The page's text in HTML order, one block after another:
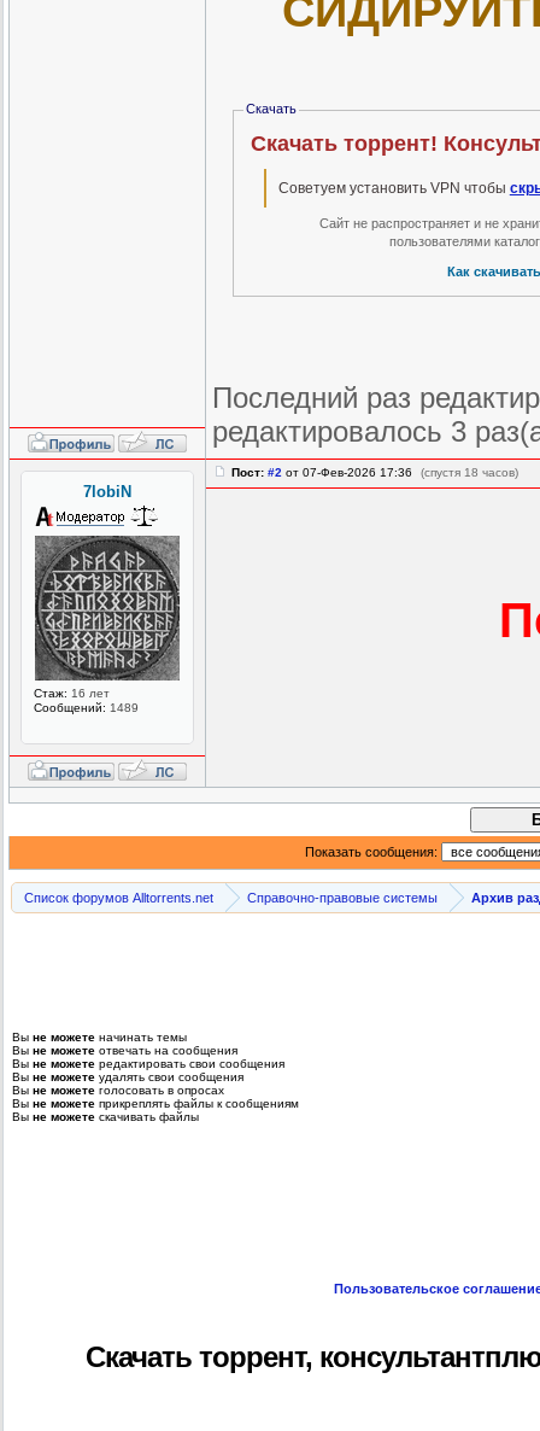
Скачать
Скачать торрент!
Советуем установить VPN чтобы
Сайт не распространяет и не
пользователями
Как
Последний раз
редактировалось 3
7lobiN
Стаж: 16 лет
Сообщений: 1489
Пост: #2 от 07-Фев-2026 17:36 (спустя 18 часов)
Показать сообщения:
Список форумов Alltorrents.net Справочно-правовые системы Архив
Вы не можете начинать темы
Вы не можете отвечать на сообщения
Вы не можете редактировать свои сообщения
Вы не можете удалять свои сообщения
Вы не можете голосовать в опросах
Вы не можете прикреплять файлы к сообщениям
Вы не можете скачивать файлы
Пользовательское
Скачать торрент,